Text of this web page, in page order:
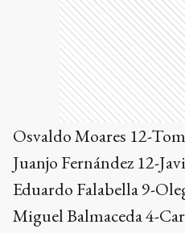
Osvaldo Moares 12-
Juanjo Fernández 12-
Eduardo Falabella 9-
Miguel Balmaceda 4-